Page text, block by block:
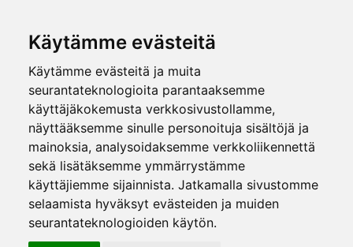
Käytämme evästeitä
Käytämme evästeitä ja muita
seurantateknologioita parantaaksemme
käyttäjäkokemusta verkkosivustollamme,
näyttääksemme sinulle personoituja sisältöjä ja
mainoksia, analysoidaksemme verkkoliikennettä
sekä lisätäksemme ymmärrystämme
käyttäjiemme sijainnista. Jatkamalla sivustomme
selaamista hyväksyt evästeiden ja muiden
seurantateknologioiden käytön.